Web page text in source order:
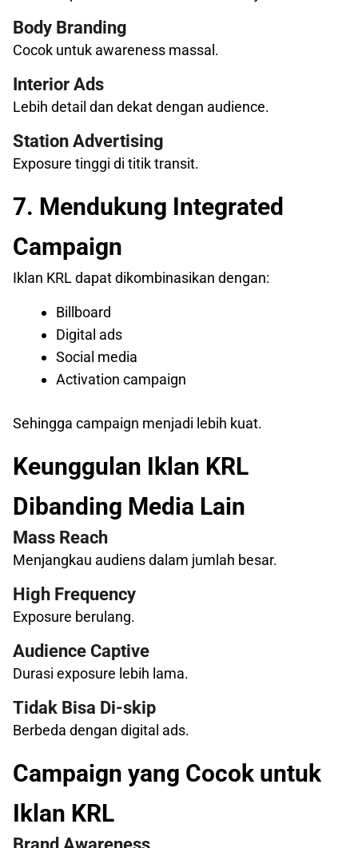
Body Branding
Cocok untuk awareness massal.
Interior Ads
Lebih detail dan dekat dengan audience.
Station Advertising
Exposure tinggi di titik transit.
7. Mendukung Integrated
Campaign
Iklan KRL dapat dikombinasikan dengan:
Billboard
Digital ads
Social media
Activation campaign
Sehingga campaign menjadi lebih kuat.
Keunggulan Iklan KRL
Dibanding Media Lain
Mass Reach
Menjangkau audiens dalam jumlah besar.
High Frequency
Exposure berulang.
Audience Captive
Durasi exposure lebih lama.
Tidak Bisa Di-skip
Berbeda dengan digital ads.
Campaign yang Cocok untuk
Iklan KRL